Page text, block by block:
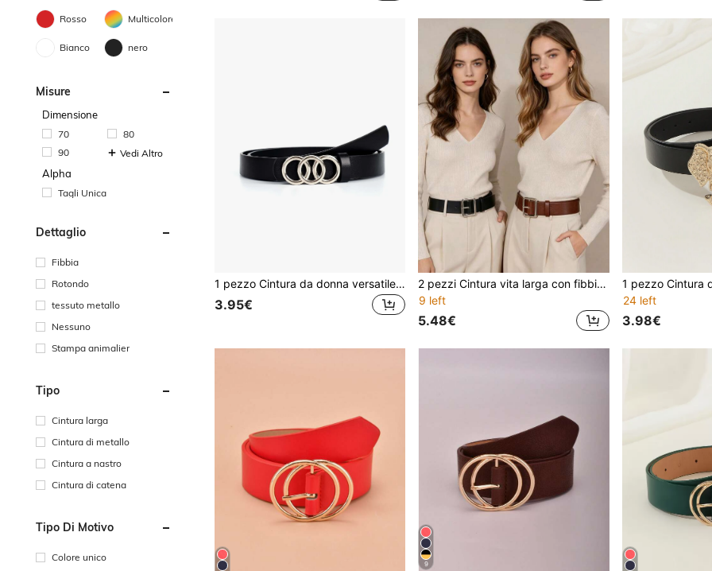
Rosso Multicolore
Bianco nero
Misure
Dimensione
70
80
90
Vedi Altro
Alpha
Tagli Unica
Dettaglio
Fibbia
Rotondo
tessuto metallo
Nessuno
Stampa animalier
Tipo
Cintura larga
Cintura di metallo
Cintura a nastro
Cintura di catena
Tipo Di Motivo
Colore unico
1 pezzo Cintura da donna versatile, semplice e alla moda, adatta per estate, scuola, autunno, Ognissanti
3.95€
2 pezzi Cintura vita larga con fibbia decorativa, stile versatile adatto per studenti, adatto per uso quotidiano
9 left
5.48€
24 left
3.98€
9